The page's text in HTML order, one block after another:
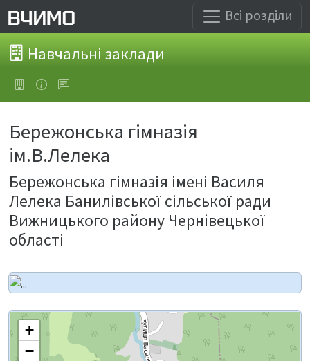
Всі розділи
Навчальні заклади
Бережонська гімназія
ім.В.Лелека
Бережонська гімназія імені Василя
Лелека Банилівської сільської ради
Вижницького району Чернівецької
області
+
−